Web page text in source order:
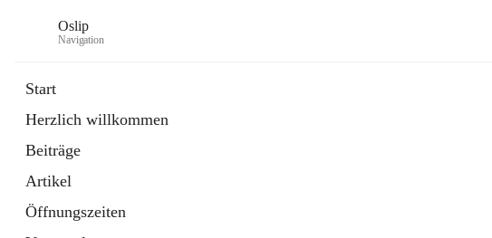
Oslip
Navigation
Start
Herzlich willkommen
Beiträge
Artikel
Öffnungszeiten